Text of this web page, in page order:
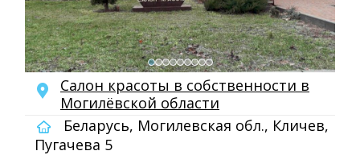
Салон красоты в собственности в
Могилёвской области
Беларусь, Могилевская обл., Кличев,
Пугачева 5